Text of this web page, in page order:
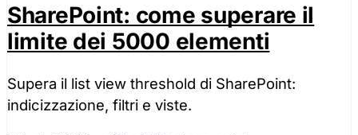
SharePoint: come superare il
limite dei 5000 elementi
Supera il list view threshold di SharePoint:
indicizzazione, filtri e viste.